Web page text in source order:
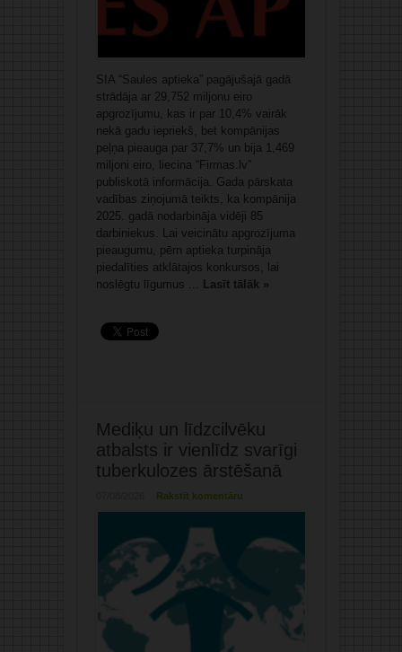
SIA “Saules aptieka” pagājušajā gadā
strādāja ar 29,752 miljonu eiro
apgrozījumu, kas ir par 10,4% vairāk
nekā gadu iepriekš, bet kompānijas
peļņa pieauga par 37,7% un bija 1,469
miljoni eiro, liecina “Firmas.lv”
publiskotā informācija. Gada pārskata
vadības ziņojumā teikts, ka kompānija
2025. gadā nodarbināja vidēji 85
darbiniekus. Lai veicinātu apgrozījuma
pieaugumu, pērn aptieka turpināja
piedalīties atklātajos konkursos, lai
noslēgtu līgumus ... Lasīt tālāk »
Mediķu un līdzcilvēku
atbalsts ir vienlīdz svarīgi
tuberkulozes ārstēšanā
Rakstīt komentāru